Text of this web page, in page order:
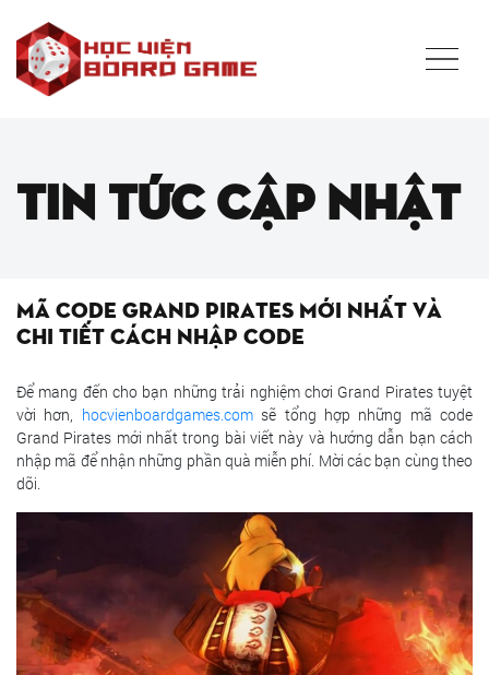
Tin tức cập nhật
Mã code grand pirates mới nhất và
chi tiết cách nhập code
Để mang đến cho bạn những trải nghiệm chơi Grand Pirates tuyệt
vời hơn, hocvienboardgames.comsẽ tổng hợp những mã code
Grand Pirates mới nhất trong bài viết này và hướng dẫn bạn cách
nhập mã để nhận những phần quà miễn phí. Mời các bạn cùng theo
dõi.